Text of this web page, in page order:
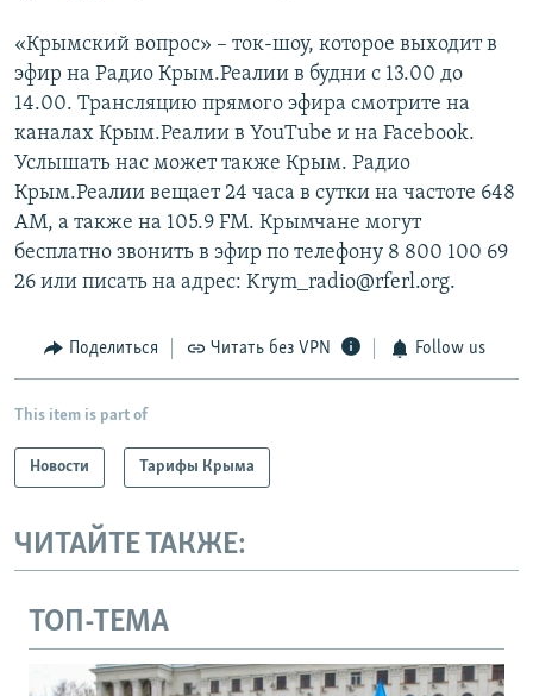
«Крымский вопрос» – ток-шоу, которое выходит в
эфир на Радио Крым.Реалии в будни с 13.00 до
14.00. Трансляцию прямого эфира смотрите на
каналах Крым.Реалии в YouTube и на Facebook.
Услышать нас может также Крым. Радио
Крым.Реалии вещает 24 часа в сутки на частоте 648
АМ, а также на 105.9 FM. Крымчане могут
бесплатно звонить в эфир по телефону 8 800 100 69
26 или писать на адрес: Krym_radio@rferl.org.
Поделиться Читать без VPN Follow us
This item is part of
Новости Тарифы Крыма
ЧИТАЙТЕ ТАКЖЕ:
ТОП-ТЕМА